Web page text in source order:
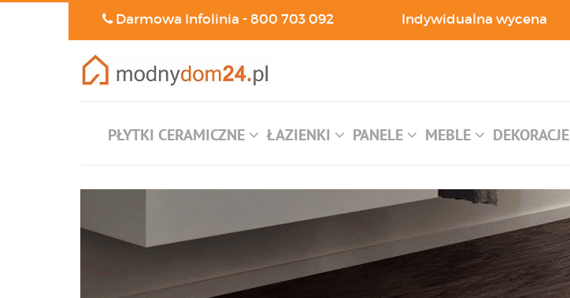
Darmowa Infolinia -800 703 092 Indywidualna wycena
PŁYTKI CERAMICZNE ŁAZIENKI PANELE MEBLE DEKORACJE